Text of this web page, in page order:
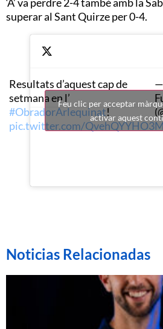
superar al Sant Quirze per 0-4.
Resultats d’aquest cap de
setmana en l’
#ObradorArlequinat!
pic.twitter.com/QvehQYYHO3
—
Feu clic per acceptar
activar aquest
Noticias Relacionadas